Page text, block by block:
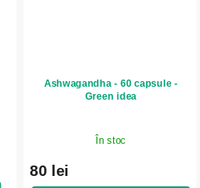
Ashwagandha - 60 capsule -
Green idea
În stoc
80 lei